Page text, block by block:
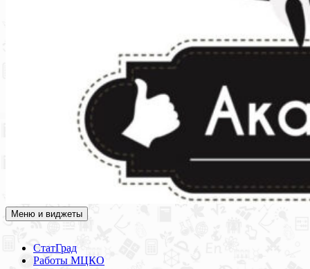
Академия СОВА
Подготовка к ЕГЭ, ОГЭ, ВПР, МЦКО, СтатГрад, КДР, ВОШ,
Меню и виджеты
СтатГрад
Работы МЦКО